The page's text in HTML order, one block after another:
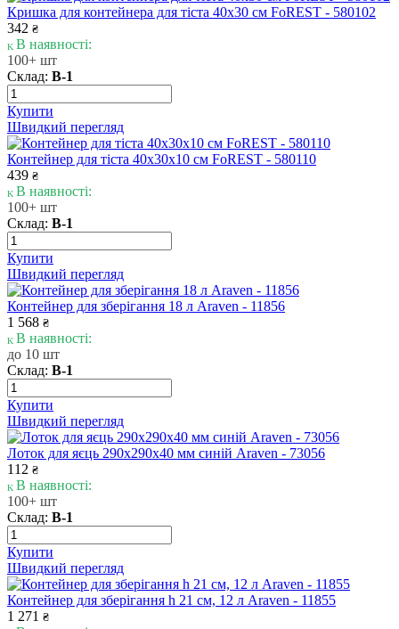
Кришка для контейнера для тіста 40х30 см FoREST - 580102
342 ₴
В наявності:
100+ шт
Склад: В-1
Купити
Швидкий перегляд
Контейнер для тіста 40х30х10 см FoREST - 580110
439 ₴
В наявності:
100+ шт
Склад: В-1
Купити
Швидкий перегляд
Контейнер для зберігання 18 л Araven - 11856
1 568 ₴
В наявності:
до 10 шт
Склад: В-1
Купити
Швидкий перегляд
Лоток для яєць 290x290x40 мм синій Araven - 73056
112 ₴
В наявності:
100+ шт
Склад: В-1
Купити
Швидкий перегляд
Контейнер для зберігання h 21 cм, 12 л Araven - 11855
1 271 ₴